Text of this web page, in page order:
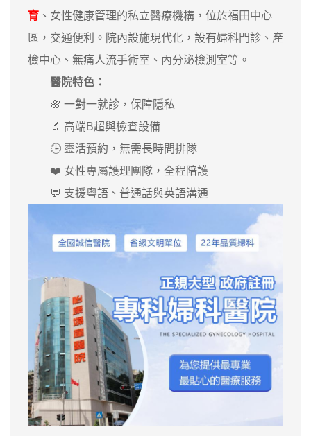
育 、女性健康管理的私立醫療機構，位於福田中心
區，交通便利。院內設施現代化，設有婦科門診、產
檢中心、無痛人流手術室、內分泌檢測室等。
醫院特色：
🌸 一對一就診，保障隱私
🔬 高端B超與檢查設備
🕒 靈活預約，無需長時間排隊
❤️ 女性專屬護理團隊，全程陪護
💬 支援粵語、普通話與英語溝通